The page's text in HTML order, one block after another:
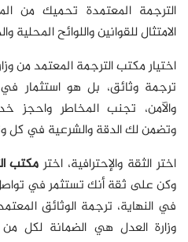
الترجمة المعتمدة تحميك من
الامتثال للقوانين واللوائح المحلية
اختيار مكتب الترجمة المعتمد من
ترجمة وثائق، بل هو استثمار
والآمن، تجنب المخاطر واحجز
وتضمن لك الدقة والشرعية في كل
اختر الثقة والإحترافية، اخترمكتب
وكن على ثقة أنك تستثمر في
في النهاية، ترجمة الوثائق
وزارة العدل هي الضمانة لكل